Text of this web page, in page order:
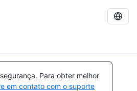
Para obter melhor
em contato com o suporte